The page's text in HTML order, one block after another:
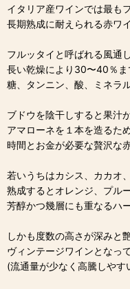
イタリア産ワインでは最も
長期熟成に耐えられる赤ワ
フルッタイと呼ばれる風通
長い乾燥により30〜40％ま
糖、タンニン、酸、ミネラ
ブドウを陰干しすると果汁
アマローネを１本を造るた
時間とお金が必要な贅沢な
若いうちはカシス、カカオ
熟成するとオレンジ、プル
芳醇かつ幾層にも重なるハ
しかも度数の高さが深みと
ヴィンテージワインとなっ
(流通量が少なく高騰しやす